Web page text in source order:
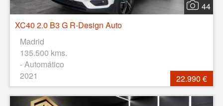
44
XC40 2.0 B3 G R-Design Auto
Madrid
135.500 kms.
- Automático
2021
22.990 €